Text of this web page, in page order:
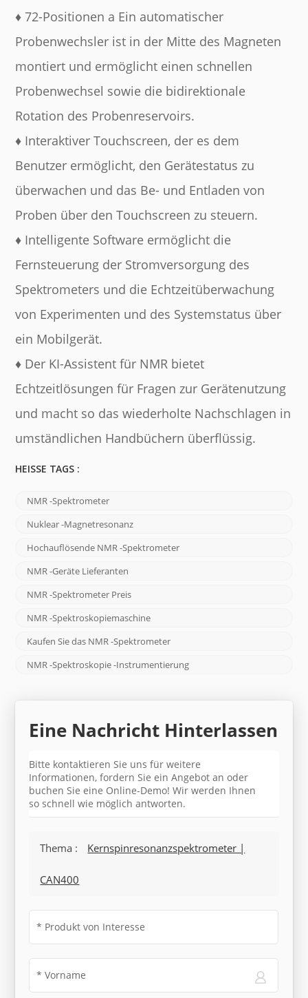
♦ 72-Positionen a Ein automatischer
Probenwechsler ist in der Mitte des Magneten
montiert und ermöglicht einen schnellen
Probenwechsel sowie die bidirektionale
Rotation des Probenreservoirs.
♦ Interaktiver Touchscreen, der es dem
Benutzer ermöglicht, den Gerätestatus zu
überwachen und das Be- und Entladen von
Proben über den Touchscreen zu steuern.
♦ Intelligente Software ermöglicht die
Fernsteuerung der Stromversorgung des
Spektrometers und die Echtzeitüberwachung
von Experimenten und des Systemstatus über
ein Mobilgerät.
♦ Der KI-Assistent für NMR bietet
Echtzeitlösungen für Fragen zur Gerätenutzung
und macht so das wiederholte Nachschlagen in
umständlichen Handbüchern überflüssig.
HEISSE TAGS :
NMR -Spektrometer
Nuklear -Magnetresonanz
Hochauflösende NMR -Spektrometer
NMR -Geräte Lieferanten
NMR -Spektrometer Preis
NMR -Spektroskopiemaschine
Kaufen Sie das NMR -Spektrometer
NMR -Spektroskopie -Instrumentierung
Eine Nachricht Hinterlassen
Bitte kontaktieren Sie uns für weitere
Informationen, fordern Sie ein Angebot an oder
buchen Sie eine Online-Demo! Wir werden Ihnen
so schnell wie möglich antworten.
Thema : Kernspinresonanzspektrometer |
CAN400